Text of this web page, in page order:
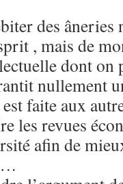
des âneries
, mais de
dont on
nullement
faite aux
les revues
afin de